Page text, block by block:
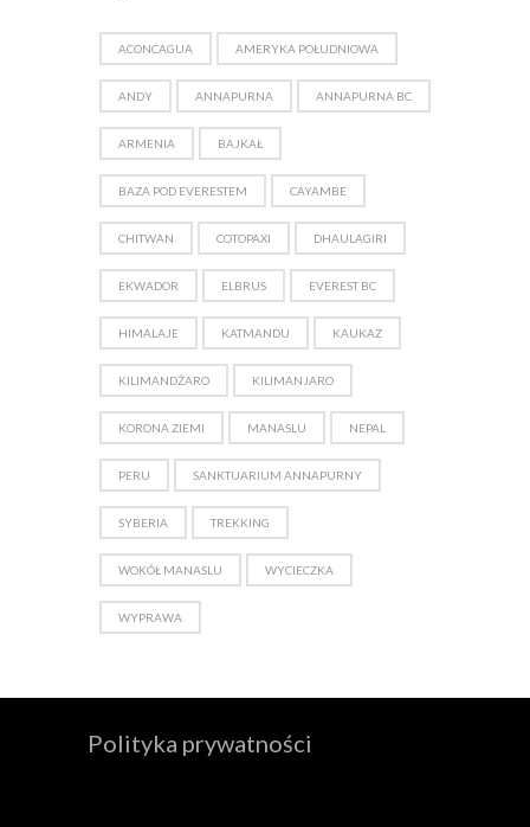
ACONCAGUA AMERYKA POŁUDNIOWA
ANDY ANNAPURNA ANNAPURNA BC
ARMENIA BAJKAŁ
BAZA POD EVERESTEM CAYAMBE
CHITWAN COTOPAXI DHAULAGIRI
EKWADOR ELBRUS EVEREST BC
HIMALAJE KATMANDU KAUKAZ
KILIMANDŻARO KILIMANJARO
KORONA ZIEMI MANASLU NEPAL
PERU SANKTUARIUM ANNAPURNY
SYBERIA TREKKING
WOKÓŁ MANASLU WYCIECZKA
WYPRAWA
Polityka prywatności